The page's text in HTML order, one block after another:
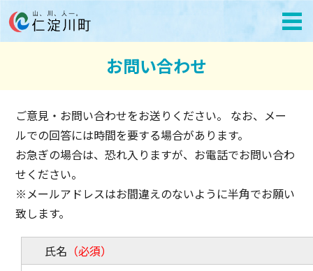
お問い合わせ
ご意見・お問い合わせをお送りください。 なお、メー
ルでの回答には時間を要する場合があります。
お急ぎの場合は、恐れ入りますが、お電話でお問い合わ
せください。
※メールアドレスはお間違えのないように半角でお願い
致します。
氏名 （必須）